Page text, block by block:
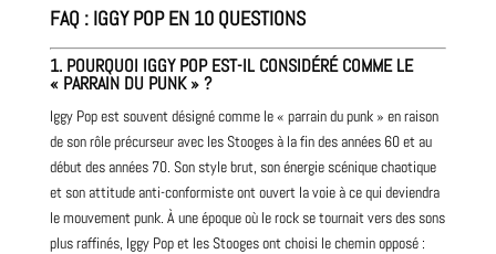
FAQ : IGGY POP EN 10 QUESTIONS
1. POURQUOI IGGY POP EST-IL CONSIDÉRÉ COMME LE
« PARRAIN DU PUNK » ?
Iggy Pop est souvent désigné comme le « parrain du punk » en raison
de son rôle précurseur avec les Stooges à la fin des années 60 et au
début des années 70. Son style brut, son énergie scénique chaotique
et son attitude anti-conformiste ont ouvert la voie à ce qui deviendra
le mouvement punk. À une époque où le rock se tournait vers des sons
plus raffinés, Iggy Pop et les Stooges ont choisi le chemin opposé :